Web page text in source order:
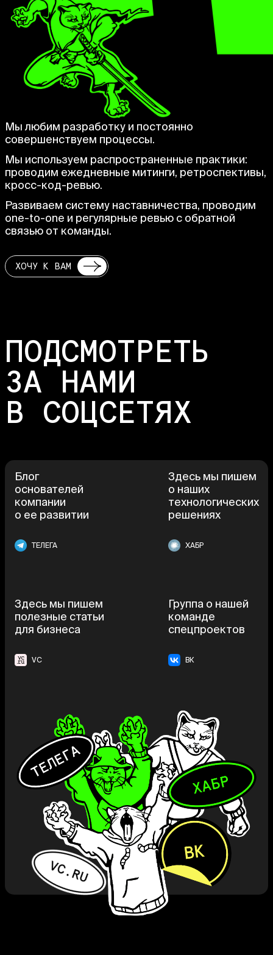
Мы любим разработку и постоянно
совершенствуем процессы.
Мы используем распространенные практики:
проводим ежедневные митинги, ретроспективы,
кросс-код-ревью.
Развиваем систему наставничества, проводим
one-to-one и регулярные ревью с обратной
связью от команды.
ХОЧУ К ВАМ
ПОДСМОТРЕТЬ
ЗА НАМИ
В СОЦСЕТЯХ
Блог
основателей
компании
о ее развитии
ТЕЛЕГА
Здесь мы пишем
о наших
технологических
решениях
ХАБР
Здесь мы пишем
полезные статьи
для бизнеса
VC
Группа о нашей
команде
спецпроектов
ВК